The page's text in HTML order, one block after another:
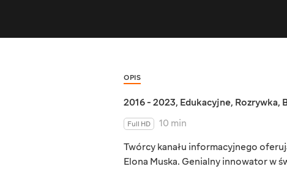
OPIS
2016 - 2023, Edukacyjne, Rozrywka,
Full HD
10 min
Twórcy kanału informacyjnego
Elona Muska. Genialny innowator w